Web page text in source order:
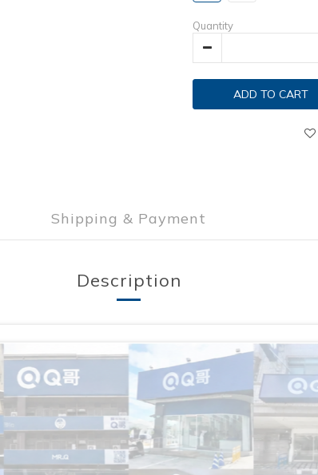
Quantity
ADD TO CART
Shipping & Payment
Description